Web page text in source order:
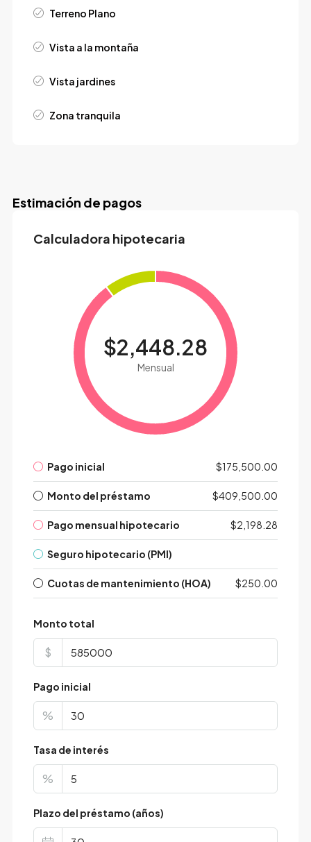
Terreno Plano
Vista a la montaña
Vista jardines
Zona tranquila
Estimación de pagos
Calculadora hipotecaria
$2,448.28
Mensual
Pago inicial $175,500.00
Monto del préstamo $409,500.00
Pago mensual hipotecario $2,198.28
Seguro hipotecario (PMI)
Cuotas de mantenimiento (HOA) $250.00
Monto total
$
Pago inicial
%
Tasa de interés
%
Plazo del préstamo (años)